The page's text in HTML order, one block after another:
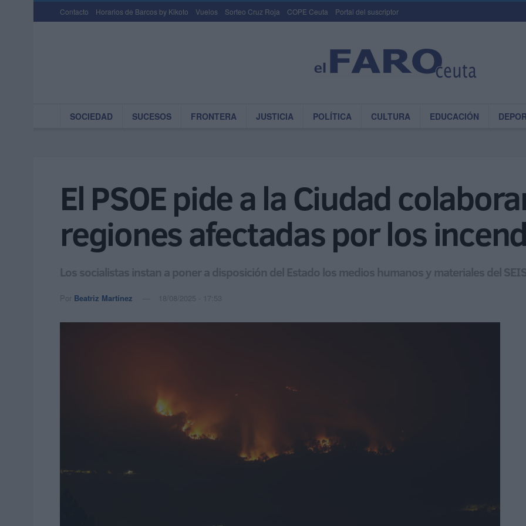
Contacto Horarios de Barcos by Kikoto Vuelos Sorteo Cruz Roja COPE Ceuta Portal del suscriptor
SOCIEDAD SUCESOS FRONTERA JUSTICIA POLÍTICA CULTURA EDUCACIÓN
El PSOE pide a la Ciudad
regiones afectadas por los
Los socialistas instan a poner a disposición del Estado los medios humanos y materiales del
Por Beatriz Martínez 18/08/2025 - 17:53